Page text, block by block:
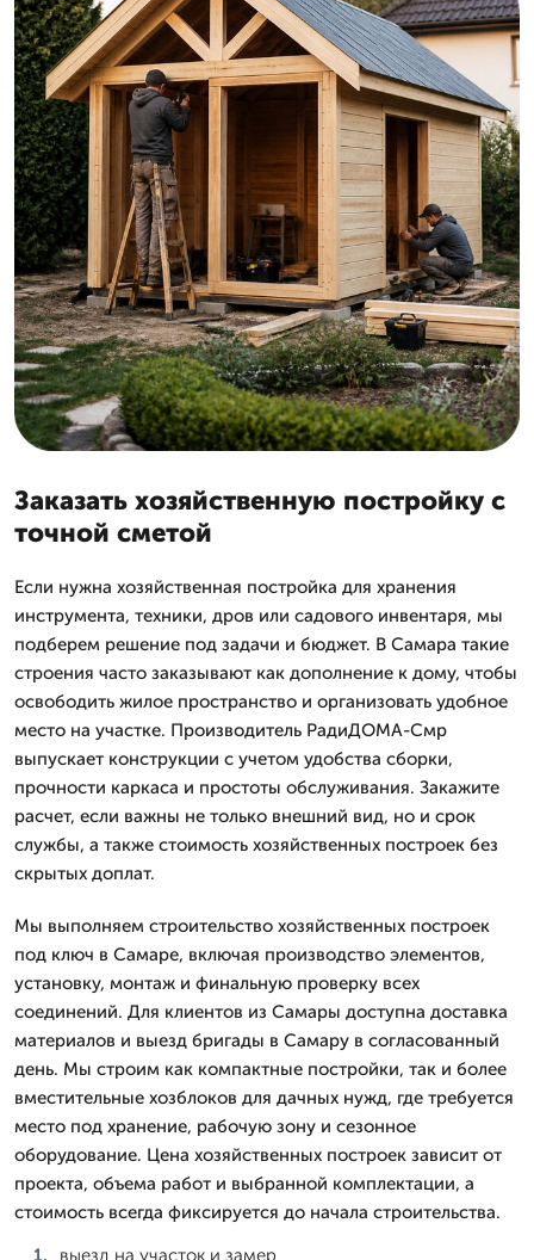
Заказать хозяйственную постройку с
точной сметой
Если нужна хозяйственная постройка для хранения
инструмента, техники, дров или садового инвентаря, мы
подберем решение под задачи и бюджет. В Самара такие
строения часто заказывают как дополнение к дому, чтобы
освободить жилое пространство и организовать удобное
место на участке. Производитель РадиДОМА-Смр
выпускает конструкции с учетом удобства сборки,
прочности каркаса и простоты обслуживания. Закажите
расчет, если важны не только внешний вид, но и срок
службы, а также стоимость хозяйственных построек без
скрытых доплат.
Мы выполняем строительство хозяйственных построек
под ключ в Самаре, включая производство элементов,
установку, монтаж и финальную проверку всех
соединений. Для клиентов из Самары доступна доставка
материалов и выезд бригады в Самару в согласованный
день. Мы строим как компактные постройки, так и более
вместительные хозблоков для дачных нужд, где требуется
место под хранение, рабочую зону и сезонное
оборудование. Цена хозяйственных построек зависит от
проекта, объема работ и выбранной комплектации, а
стоимость всегда фиксируется до начала строительства.
выезд на участок и замер